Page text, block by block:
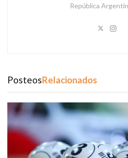
República
PosteosRelacionados